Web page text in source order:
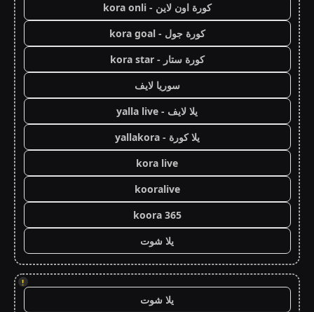
كورة اون لاين - kora onli
كورة جول - kora goal
كورة ستار - kora star
سوريا لايف
يلا لايف - yalla live
يلا كورة - yallakora
kora live
kooralive
koora 365
يلا شوت
!
يلا شوت